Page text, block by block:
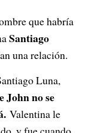
que habría
Santiago
una relación.
Luna,
John no se
Valentina le